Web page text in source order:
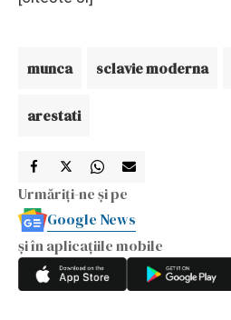
munca sclavie moderna
arestati
Urmăriți-ne și pe
Google News
și în aplicațiile mobile